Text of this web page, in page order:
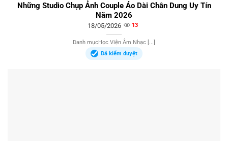
Những Studio Chụp Ảnh Couple Áo Dài Chân Dung Uy Tín
Năm 2026
18/05/2026 13
Danh mụcHọc Viện Âm Nhạc [...]
Đã kiểm duyệt